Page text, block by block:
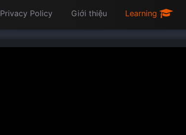
Privacy Policy Giới thiệu Learning